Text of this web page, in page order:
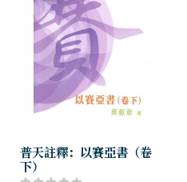
普天註釋：以賽亞書（卷
下）